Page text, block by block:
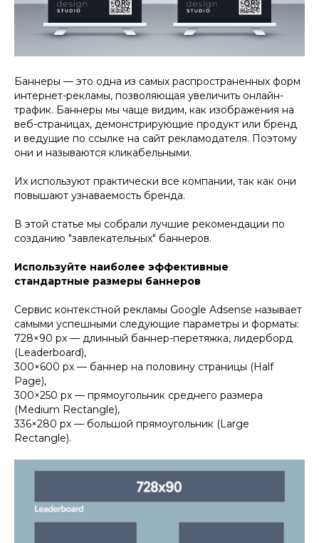
Баннеры — это одна из самых распространенных форм
интернет-рекламы, позволяющая увеличить онлайн-
трафик. Баннеры мы чаще видим, как изображения на
веб-страницах, демонстрирующие продукт или бренд
и ведущие по ссылке на сайт рекламодателя. Поэтому
они и называются кликабельными.
Их используют практически все компании, так как они
повышают узнаваемость бренда.
В этой статье мы собрали лучшие рекомендации по
созданию "завлекательных" баннеров.
Используйте наиболее эффективные
стандартные размеры баннеров
Сервис контекстной рекламы Google Adsense называет
самыми успешными следующие параметры и форматы:
728×90 px — длинный баннер-перетяжка, лидерборд
(Leaderboard),
300×600 px — баннер на половину страницы (Half
Page),
300×250 px — прямоугольник среднего размера
(Medium Rectangle),
336×280 px — большой прямоугольник (Large
Rectangle).